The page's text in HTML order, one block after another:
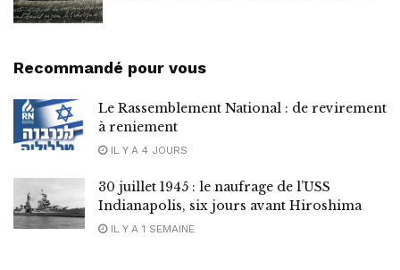
Recommandé pour vous
Le Rassemblement National : de revirement
à reniement
IL Y A 4 JOURS
30 juillet 1945 : le naufrage de l’USS
Indianapolis, six jours avant Hiroshima
IL Y A 1 SEMAINE